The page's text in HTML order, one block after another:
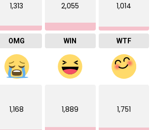
1,313
OMG
2,055
WIN
1,014
WTF
1,168 1,889 1,751